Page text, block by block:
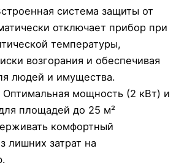
система защиты от
отключает прибор при
температуры,
возгорания и обеспечивая
людей и имущества.
Оптимальная мощность (2 кВт) и
площадей до 25 м²
комфортный
лишних затрат на